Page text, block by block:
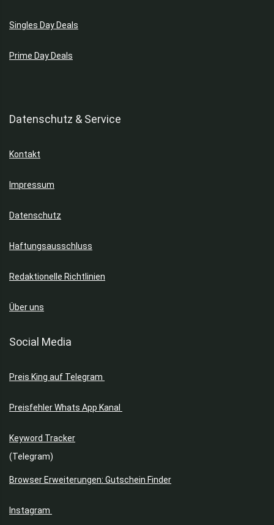
Singles Day Deals
Prime Day Deals
Datenschutz & Service
Kontakt
Impressum
Datenschutz
Haftungsausschluss
Redaktionelle Richtlinien
Über uns
Social Media
Preis King auf Telegram
Preisfehler Whats App Kanal
Keyword Tracker
(Telegram)
Browser Erweiterungen: Gutschein Finder
Instagram